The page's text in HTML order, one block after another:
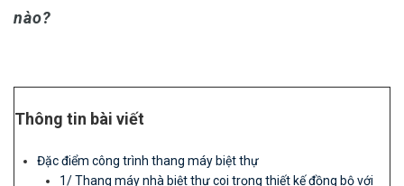
nào?
Thông tin bài viết
Đặc điểm công trình thang máy biệt thự
1/ Thang máy nhà biệt thự coi trọng thiết kế đồng bộ với